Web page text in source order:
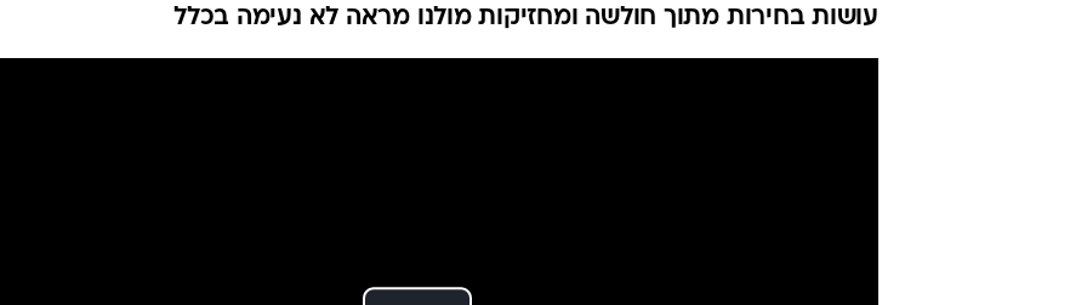
עושות בחירות מתוך חולשה ומחזיקות מולנו מראה לא נעימה בכלל